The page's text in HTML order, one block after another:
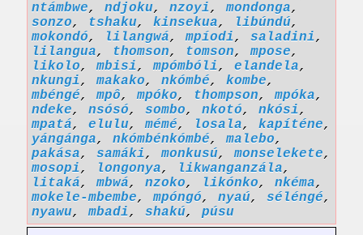
ntámbwe, ndjoku, nzoyi,mondonga,
sonzo, tshaku, kinsekua, libúndú,
mokondó, lilangwá,mpíodi, saladini,
lilangua, thomson, tomson,mpose,
likolo,mbisi,mpómbóli, elandela,
nkungi,makako, nkómbé, kombe,
mbéngé,mpô,mpóko, thompson,mpóka,
ndeke, nsósó, sombo, nkotó, nkósi,
mpatá, elulu,mémé, losala, kapíténe,
yángánga, nkómbénkómbé,malebo,
pakása, samáki,monkusú,monselekete,
mosopi, longonya, likwanganzála,
litaká,mbwá, nzoko, likónko, nkéma,
mokele-mbembe,mpóngó, nyaú, séléngé,
nyawu,mbadi, shakú, púsu